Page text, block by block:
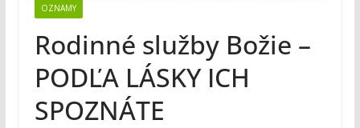
OZNAMY
Rodinné služby Božie –
PODĽA LÁSKY ICH
SPOZNÁTE